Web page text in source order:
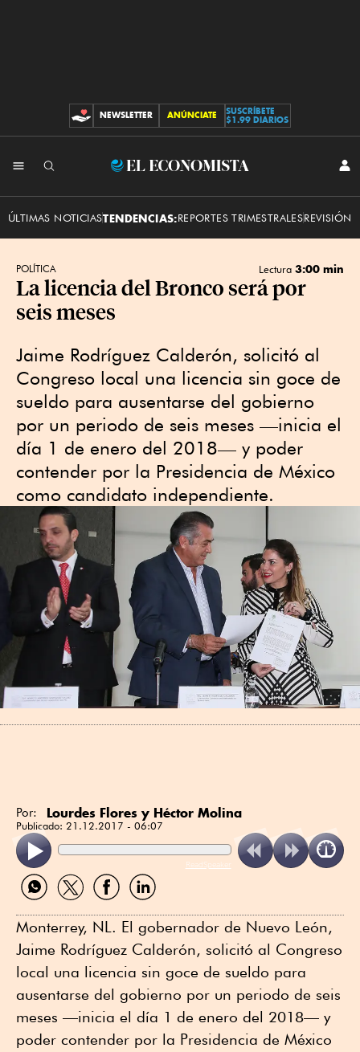
CONTRIBUCIONES
NEWSLETTER ANÚNCIATE
SUSCRÍBETE
$1.99 DIARIOS
El
ÚLTIMAS NOTICIASTENDENCIAS:REPORTES TRIMESTRALESREVISIÓN
POLÍTICA Lectura 3:00 min
La licencia del Bronco será por
seis meses
Jaime Rodríguez Calderón, solicitó al
Congreso local una licencia sin goce de
sueldo para ausentarse del gobierno
por un periodo de seis meses —inicia el
día 1 de enero del 2018— y poder
contender por la Presidencia de México
como candidato independiente.
Por: Lourdes Flores y Héctor Molina
Publicado: 21.12.2017 - 06:07
ReadSpeaker
Compartir
por
Compartir
por
Compartir
por
Compartir
por
Monterrey, NL. El gobernador de Nuevo León,
Jaime Rodríguez Calderón, solicitó al Congreso
local una licencia sin goce de sueldo para
ausentarse del gobierno por un periodo de seis
meses —inicia el día 1 de enero del 2018— y
poder contender por la Presidencia de México